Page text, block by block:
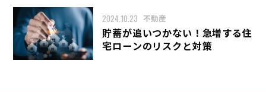
2024.10.23 不動産
貯蓄が追いつかない！急増する住
宅ローンのリスクと対策